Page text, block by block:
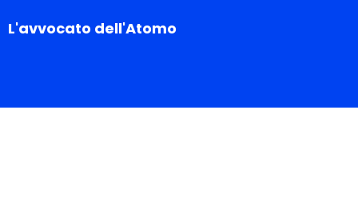
L'avvocato dell'Atomo